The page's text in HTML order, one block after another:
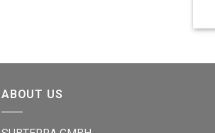
ABOUT US